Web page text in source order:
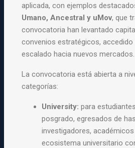
aplicada, con ejemplos
Umano, Ancestral y uMov, que
convocatoria han levantado
convenios estratégicos,
escalado hacia nuevos mercados.
La convocatoria está abierta a
categorías:
University: para
posgrado, egresados de
investigadores,
ecosistema universitario